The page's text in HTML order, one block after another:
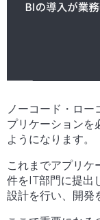
ノーコード・ロ
プリケーションを
ようになります。
これまでアプリケ
件をIT部門に提出
設計を行い、開発